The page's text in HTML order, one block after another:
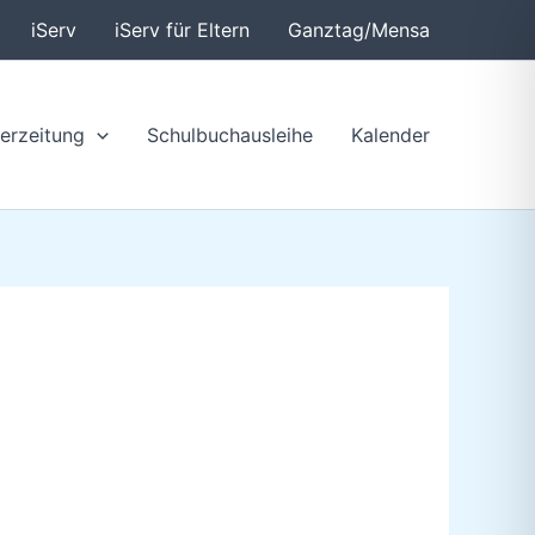
iServ iServ für Eltern Ganztag/Mensa
Schulbuchausleihe Kalender